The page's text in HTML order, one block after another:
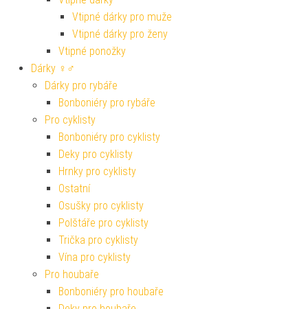
Vtipné dárky pro muže
Vtipné dárky pro ženy
Vtipné ponožky
Dárky ♀♂
Dárky pro rybáře
Bonboniéry pro rybáře
Pro cyklisty
Bonboniéry pro cyklisty
Deky pro cyklisty
Hrnky pro cyklisty
Ostatní
Osušky pro cyklisty
Polštáře pro cyklisty
Trička pro cyklisty
Vína pro cyklisty
Pro houbaře
Bonboniéry pro houbaře